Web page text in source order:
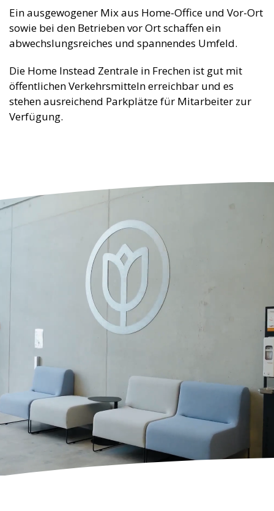
Ein ausgewogener Mix aus Home-Office und Vor-Ort
sowie bei den Betrieben vor Ort schaffen ein
abwechslungsreiches und spannendes Umfeld.
Die Home Instead Zentrale in Frechen ist gut mit
öffentlichen Verkehrsmitteln erreichbar und es
stehen ausreichend Parkplätze für Mitarbeiter zur
Verfügung.